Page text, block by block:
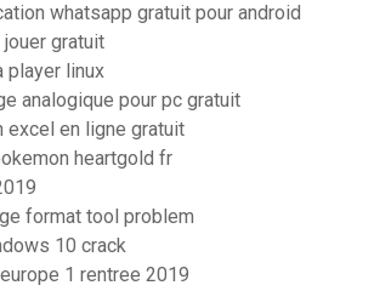
whatsapp gratuit pour android
gratuit
player linux
analogique pour pc gratuit
excel en ligne gratuit
heartgold fr
format tool problem
10 crack
1 rentree 2019